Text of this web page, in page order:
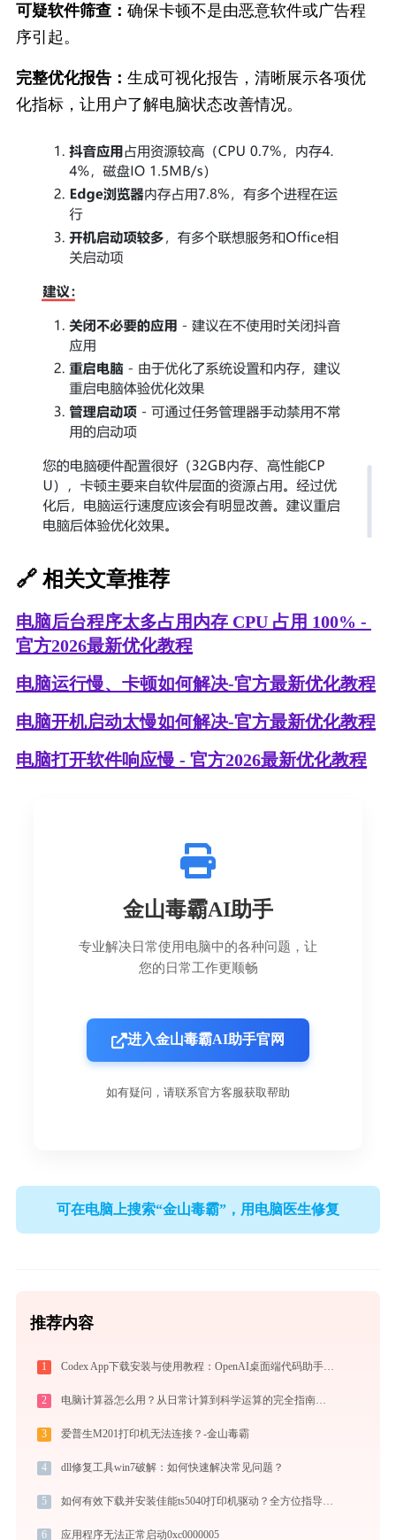
可疑软件筛查： 确保卡顿不是由恶意软件或广告程
序引起。
完整优化报告： 生成可视化报告，清晰展示各项优
化指标，让用户了解电脑状态改善情况。
🔗 相关​文章推荐
电脑后台程序太多占用内存 CPU 占用 100% -
官方2026最新优化教程
电脑运行慢、卡顿如何解决-官方最新优化教程
电脑开机启动太慢如何解决-官方最新优化教程
电脑打开软件响应慢 - 官方2026最新优化教程
金山毒霸AI助手
专业解决日常使用电脑中的各种问题，让
您的日常工作更顺畅
进入金山毒霸AI助手官网
如有疑问，请联系官方客服获取帮助
可在电脑上搜索“金山毒霸”，用电脑医生修复
推荐内容
1 Codex App下载安装与使用教程：OpenAI桌面端代码助手从入门到高效协作
2 电脑计算器怎么用？从日常计算到科学运算的完全指南（附隐藏功能）
3 爱普生M201打印机无法连接？-金山毒霸
4 dll修复工具win7破解：如何快速解决常见问题？
5 如何有效下载并安装佳能ts5040打印机驱动？全方位指导手册
6 应用程序无法正常启动0xc0000005